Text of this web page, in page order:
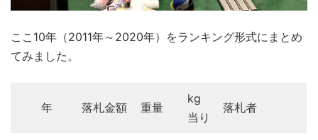
ここ10年（2011年～2020年）をランキング形式にまとめ
てみました。
年 落札金額 重量
kg
当り
落札者